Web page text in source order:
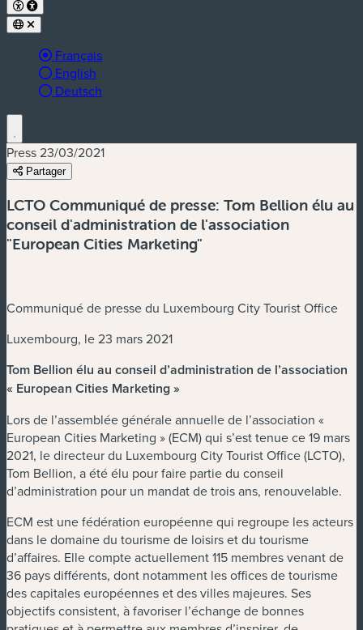
Langue active :
Français
English
Deutsch
Press23/03/2021
Partager
LCTO Communiqué de presse: Tom Bellion élu au
conseil d'administration de l'association
"European Cities Marketing"
Communiqué de presse du Luxembourg City Tourist Office
Luxembourg, le 23 mars 2021
Tom Bellion élu au conseil d’administration de l’association
« European Cities Marketing »
Lors de l’assemblée générale annuelle de l’association «
European Cities Marketing » (ECM) qui s’est tenue ce 19 mars
2021, le directeur du Luxembourg City Tourist Office (LCTO),
Tom Bellion, a été élu pour faire partie du conseil
d’administration pour un mandat de trois ans, renouvelable.
ECM est une fédération européenne qui regroupe les acteurs
dans le domaine du tourisme de loisirs et du tourisme
d’affaires. Elle compte actuellement 115 membres venant de
36 pays différents, dont notamment les offices de tourisme
des capitales européennes et des villes majeures. Ses
objectifs consistent, à favoriser l’échange de bonnes